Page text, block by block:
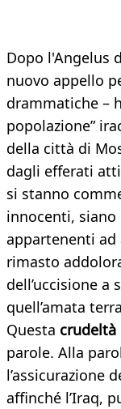
​Dopo l'Angelus
nuovo appello
drammatiche –
popolazione”
della città di
dagli efferati
si stanno
innocenti,
appartenenti
rimasto
dell’uccisione
quell’amata
Questa crudeltà
parole. Alla
l’assicurazione
affinché l’Iraq,